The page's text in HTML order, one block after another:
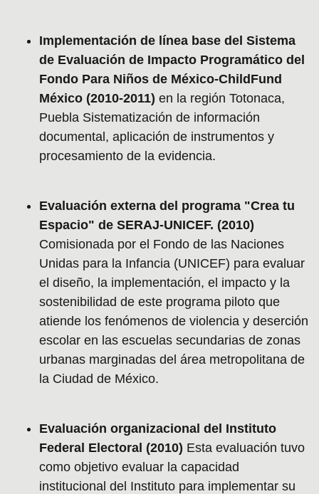
Implementación de línea base del Sistema
de Evaluación de Impacto Programático del
Fondo Para Niños de México-ChildFund
México (2010-2011) en la región Totonaca,
Puebla Sistematización de información
documental, aplicación de instrumentos y
procesamiento de la evidencia.
Evaluación externa del programa "Crea tu
Espacio" de SERAJ-UNICEF. (2010)
Comisionada por el Fondo de las Naciones
Unidas para la Infancia (UNICEF) para evaluar
el diseño, la implementación, el impacto y la
sostenibilidad de este programa piloto que
atiende los fenómenos de violencia y deserción
escolar en las escuelas secundarias de zonas
urbanas marginadas del área metropolitana de
la Ciudad de México.
Evaluación organizacional del Instituto
Federal Electoral (2010) Esta evaluación tuvo
como objetivo evaluar la capacidad
institucional del Instituto para implementar su